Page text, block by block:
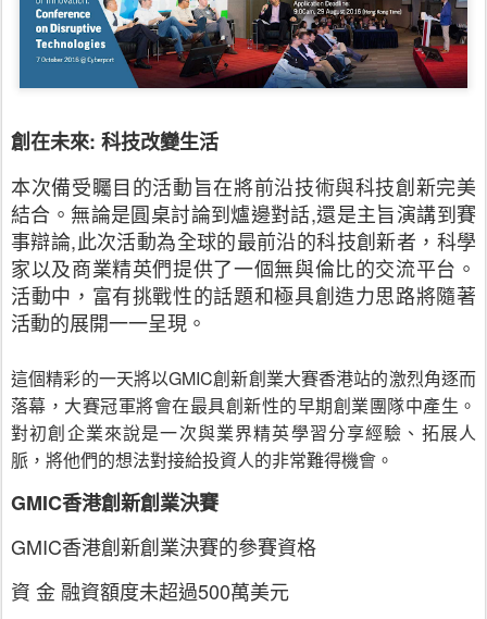
創在未來: 科技改變生活
本次備受矚目的活動旨在將前沿技術與科技創新完美
結合。無論是圓桌討論到爐邊對話,還是主旨演講到賽
事辯論,此次活動為全球的最前沿的科技創新者，科學
家以及商業精英們提供了一個無與倫比的交流平台。
活動中，富有挑戰性的話題和極具創造力思路將隨著
活動的展開一一呈現。
這個精彩的一天將以GMIC創新創業大賽香港站的激烈角逐而
落幕，大賽冠軍將會在最具創新性的早期創業團隊中產生。
對初創企業來說是一次與業界精英學習分享經驗、拓展人
脈，將他們的想法對接給投資人的非常難得機會。
GMIC香港創新創業決賽
GMIC香港創新創業決賽的參賽資格
資 金 融資額度未超過500萬美元